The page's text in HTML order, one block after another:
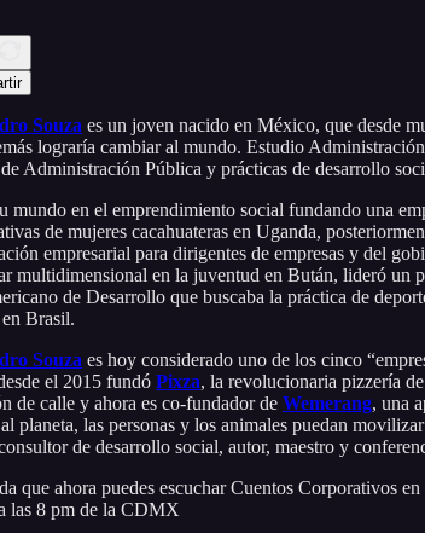
Souza es un joven nacido en México, que desde
lograría cambiar al mundo. Estudio
Administración Pública y prácticas de desarrollo
mundo en el emprendimiento social fundando una
de mujeres cacahuateras en Uganda,
empresarial para dirigentes de empresas y del
multidimensional en la juventud en Bután, lideró un
de Desarrollo que buscaba la práctica de
Brasil.
Souza es hoy considerado uno de los cinco
el 2015 fundó Pixza, la revolucionaria pizzería
de calle y ahora es co-fundador de Wemerang, una
planeta, las personas y los animales puedan
de desarrollo social, autor, maestro y
que ahora puedes escuchar Cuentos Corporativos
las 8 pm de la CDMX